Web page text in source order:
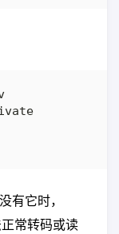
有它时，
常转码或读